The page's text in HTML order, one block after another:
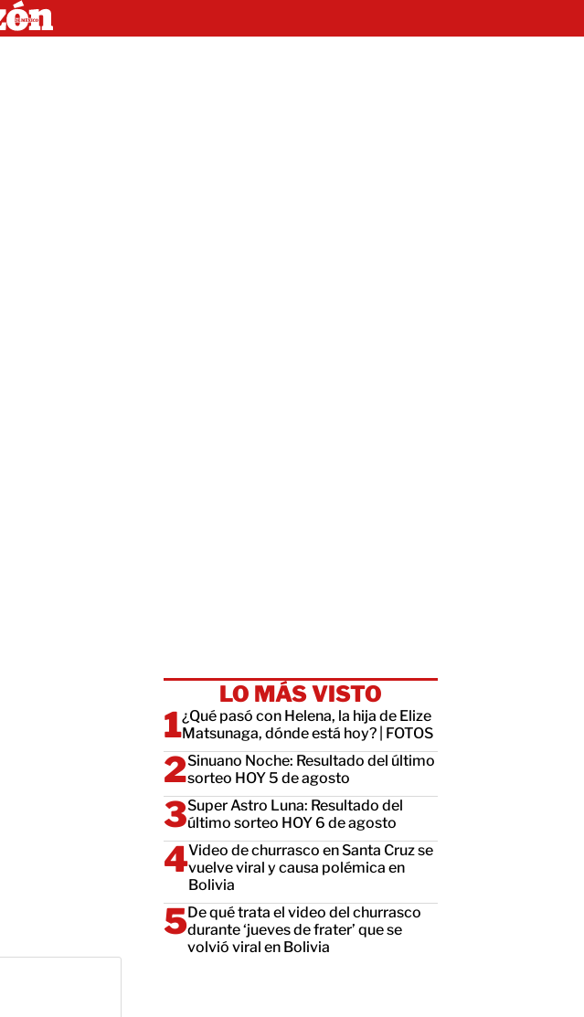
LO MÁS VISTO
¿Qué pasó con Helena, la hija de Elize
Matsunaga, dónde está hoy? | FOTOS
Sinuano Noche: Resultado del último
sorteo HOY 5 de agosto
Super Astro Luna: Resultado del
último sorteo HOY 6 de agosto
Video de churrasco en Santa Cruz se
vuelve viral y causa polémica en
Bolivia
De qué trata el video del churrasco
durante ‘jueves de frater’ que se
volvió viral en Bolivia